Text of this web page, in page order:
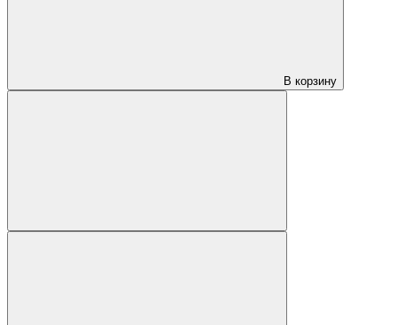
В корзину